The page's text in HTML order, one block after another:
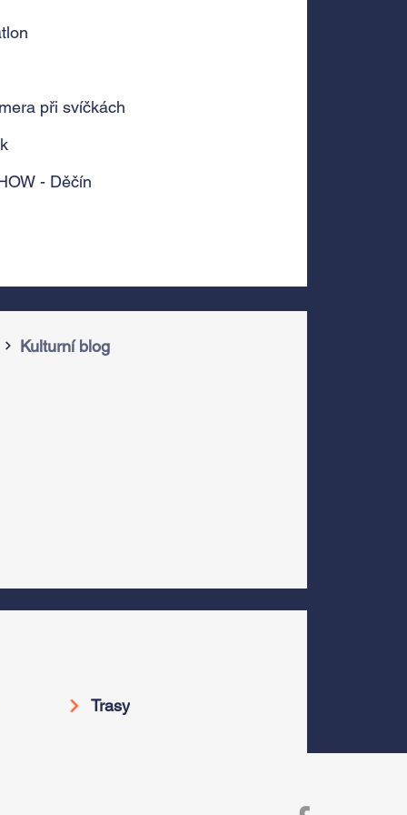
při svíčkách
- Děčín
Kulturní blog
Trasy